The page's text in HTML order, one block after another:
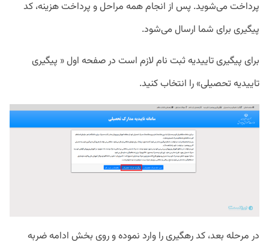
پرداخت می‌شوید. پس از انجام همه مراحل و پرداخت هزینه، کد
پیگیری برای شما ارسال می‌شود.
برای پیگیری تاییدیه ثبت نام لازم است در صفحه اول « پیگیری
تاییدیه تحصیلی» را انتخاب کنید.
در مرحله بعد، کد رهگیری را وارد نموده و روی بخش ادامه ضربه